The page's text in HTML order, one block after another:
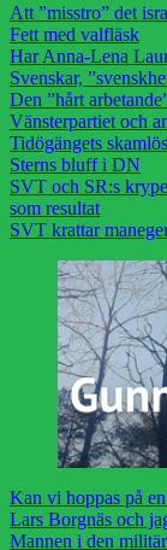
Att ”misstro” det
Fett med valfläsk
Har Anna-Lena
Svenskar,
Den ”hårt
Vänsterpartiet och
Tidögängets
Sterns bluff i DN
SVT och SR:s
som resultat
SVT krattar
Kan vi hoppas på
Lars Borgnäs och
Mannen i den